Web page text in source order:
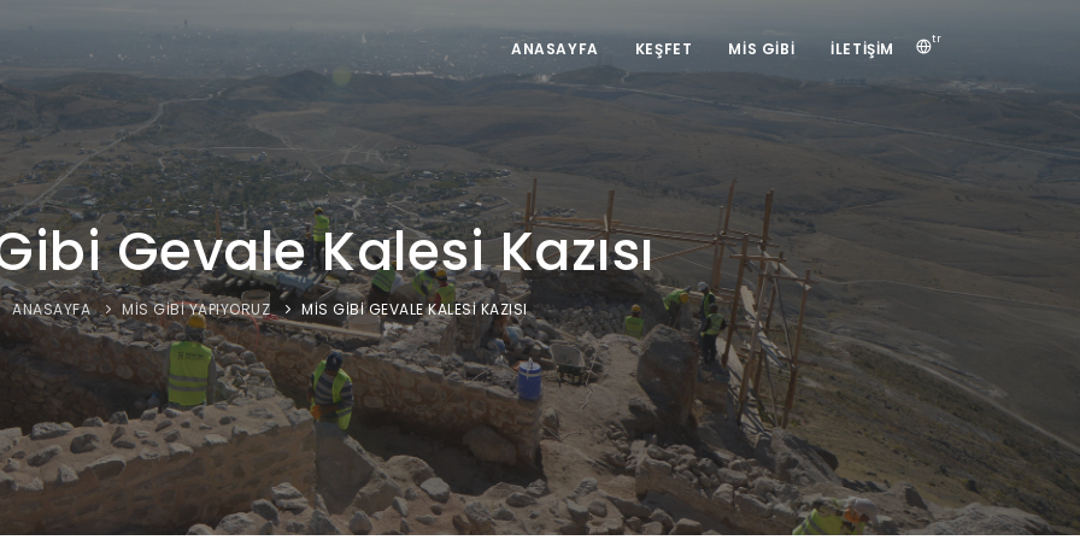
tr
ANASAYFA KEŞFET MIS GIBI İLETIŞIM
Gevale Kalesi Kazısı
ANASAYFA MIS GIBI YAPIYORUZ MIS GIBI GEVALE KALESI KAZISI